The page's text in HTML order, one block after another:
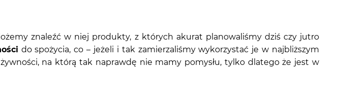
znaleźć w niej produkty, z których akurat planowaliśmy dziś czy jutro
do spożycia, co – jeżeli i tak zamierzaliśmy wykorzystać je w najbliższym
na którą tak naprawdę nie mamy pomysłu, tylko dlatego że jest w